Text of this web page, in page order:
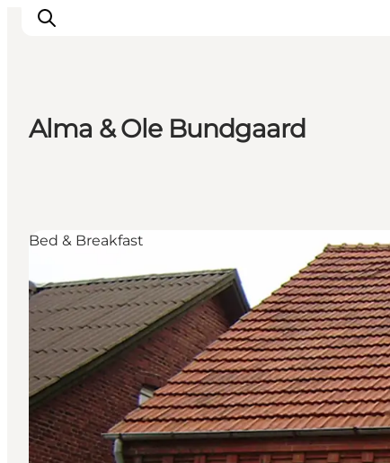
Planlæg din tur
Alma & Ole Bundgaard
Bed & Breakfast